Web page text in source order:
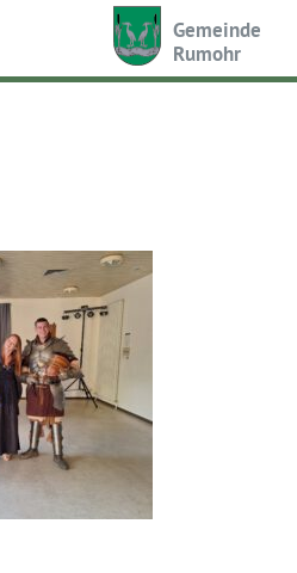
Gemeinde
Rumohr